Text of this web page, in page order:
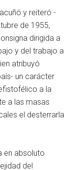
y reiteró -
de 1955,
dirigida a
y del trabajo a
atribuyó
un carácter
a la
a las masas
el desterrarla
en absoluto
del